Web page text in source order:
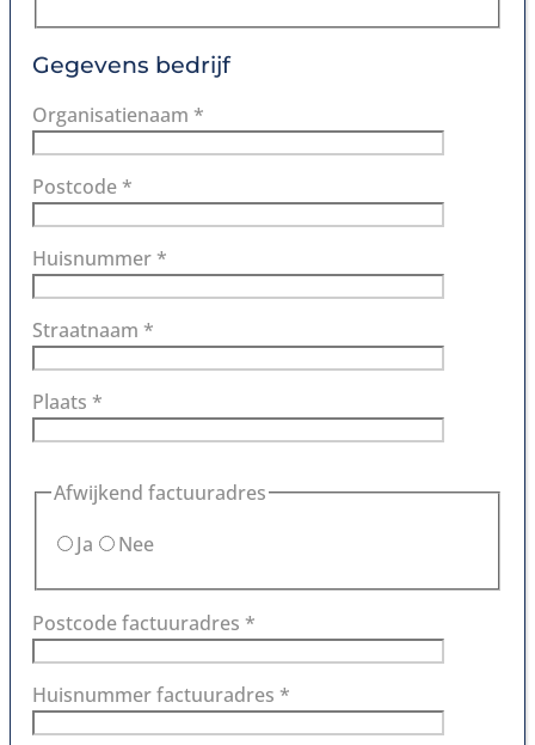
Gegevens bedrijf
Organisatienaam *
Postcode *
Huisnummer *
Straatnaam *
Plaats *
Afwijkend factuuradres
Ja
Nee
Postcode factuuradres *
Huisnummer factuuradres *